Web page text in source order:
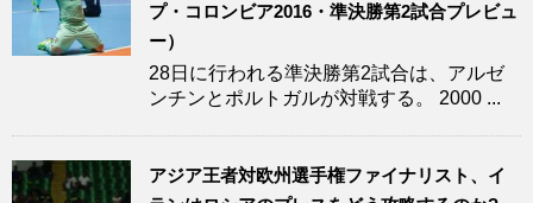
プ・コロンビア2016・準決勝第2試合プレビュ
ー）
28日に行われる準決勝第2試合は、アルゼ
ンチンとポルトガルが対戦する。 2000 ...
アジア王者対欧州選手権ファイナリスト、イ